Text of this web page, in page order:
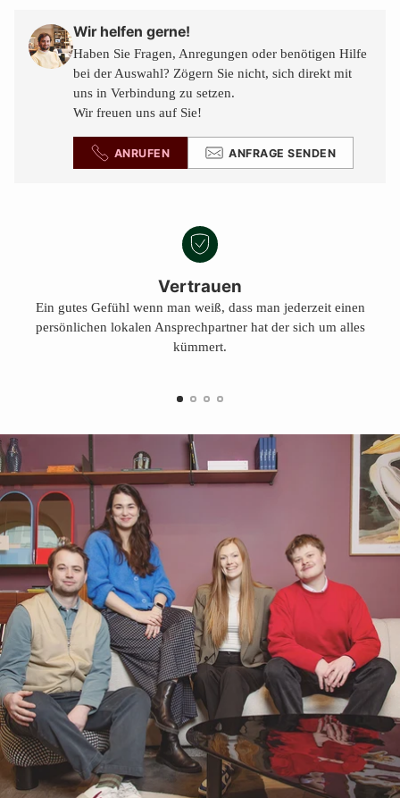
den
Warenkorb
legen
Wir helfen gerne!
Haben Sie Fragen, Anregungen oder benötigen Hilfe
bei der Auswahl? Zögern Sie nicht, sich direkt mit
uns in Verbindung zu setzen.
Wir freuen uns auf Sie!
ANRUFEN ANFRAGE SENDEN
Vertrauen
Ein gutes Gefühl wenn man weiß, dass man jederzeit einen
persönlichen lokalen Ansprechpartner hat der sich um alles
kümmert.